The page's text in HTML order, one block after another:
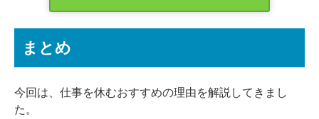
まとめ
今回は、仕事を休むおすすめの理由を解説してきまし
た。